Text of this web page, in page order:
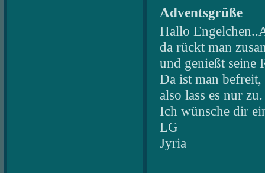
Adventsgrüße
Hallo
da rückt man
und genießt seine
Da ist man
also lass es nur zu.
Ich wünsche dir
LG
Jyria